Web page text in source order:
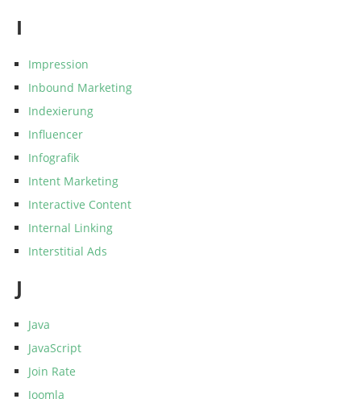
I
Impression
Inbound Marketing
Indexierung
Influencer
Infografik
Intent Marketing
Interactive Content
Internal Linking
Interstitial Ads
J
Java
JavaScript
Join Rate
Joomla